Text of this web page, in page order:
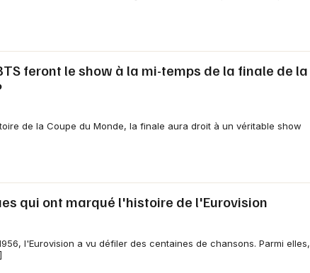
feront le show à la mi-temps de la finale de la
de la Coupe du Monde, la finale aura droit à un véritable show
qui ont marqué l'histoire de l'Eurovision
l'Eurovision a vu défiler des centaines de chansons. Parmi elles,